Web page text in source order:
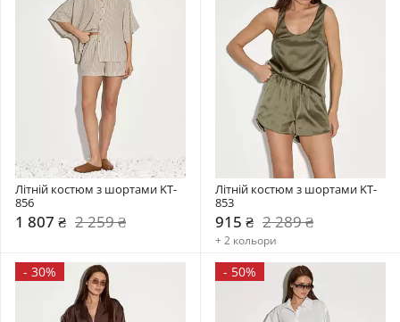
Літній костюм з шортами KT-
856
1 807 ₴ 2 259 ₴
Літній костюм з шортами KT-
853
915 ₴ 2 289 ₴
+ 2 кольори
- 30% - 50%